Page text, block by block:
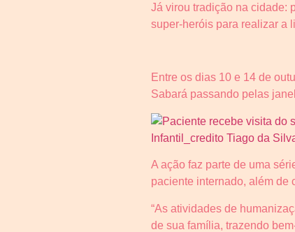
Já virou tradição na cidade:
super-heróis para realizar a
Entre os dias 10 e 14 de
Sabará passando pelas
A ação faz parte de uma
paciente internado, além de
“As atividades de
de sua família, trazendo